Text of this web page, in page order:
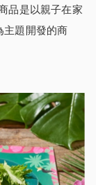
品是以親子在家
主題開發的商